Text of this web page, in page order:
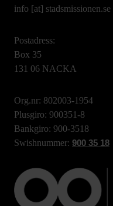
info [at] stadsmissionen.se
Postadress:
Box 35
131 06 NACKA
Org.nr: 802003-1954
Plusgiro: 900351-8
Bankgiro: 900-3518
Swishnummer: 900 35 18